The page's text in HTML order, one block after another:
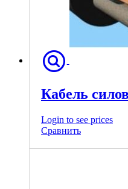
Кабель
Login to see prices
Сравнить